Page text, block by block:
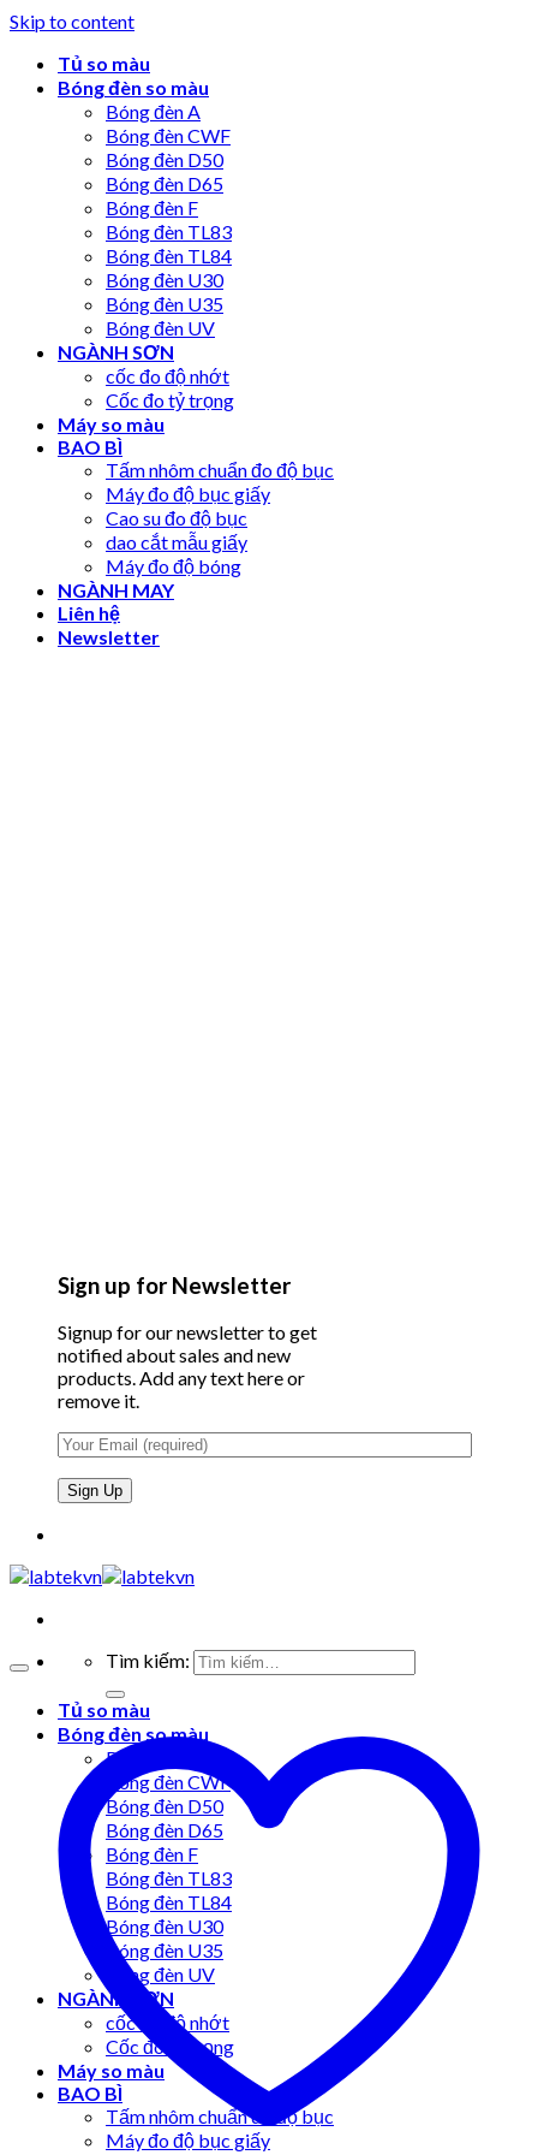
Skip to content
Tủ so màu
Bóng đèn so màu
Bóng đèn A
Bóng đèn CWF
Bóng đèn D50
Bóng đèn D65
Bóng đèn F
Bóng đèn TL83
Bóng đèn TL84
Bóng đèn U30
Bóng đèn U35
Bóng đèn UV
NGÀNH SƠN
cốc đo độ nhớt
Cốc đo tỷ trọng
Máy so màu
BAO BÌ
Tấm nhôm chuẩn đo độ bục
Máy đo độ bục giấy
Cao su đo độ bục
dao cắt mẫu giấy
Máy đo độ bóng
NGÀNH MAY
Liên hệ
Newsletter
Sign up for Newsletter
Signup for our newsletter to get
notified about sales and new
products. Add any text here or
remove it.
Tìm kiếm:
Tủ so màu
Bóng đèn so màu
Bóng đèn A
Bóng đèn CWF
Bóng đèn D50
Bóng đèn D65
Bóng đèn F
Bóng đèn TL83
Bóng đèn TL84
Bóng đèn U30
Bóng đèn U35
Bóng đèn UV
NGÀNH SƠN
cốc đo độ nhớt
Cốc đo tỷ trọng
Máy so màu
BAO BÌ
Tấm nhôm chuẩn đo độ bục
Máy đo độ bục giấy